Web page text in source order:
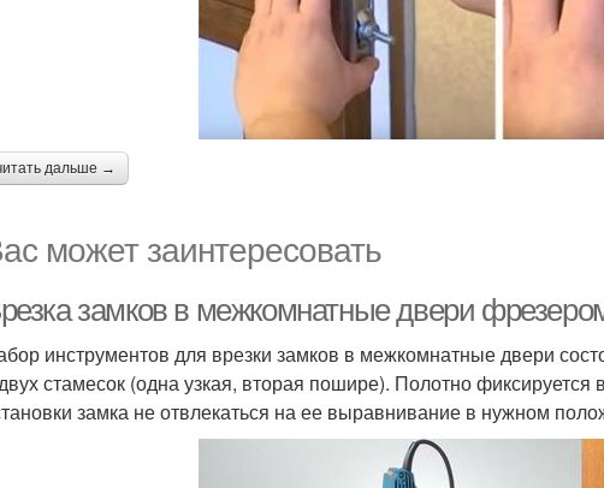
дальше →
может заинтересовать
замков в межкомнатные двери
инструментов для врезки замков в межкомнатные двери
стамесок (одна узкая, вторая пошире). Полотно
замка не отвлекаться на ее выравнивание в нужном